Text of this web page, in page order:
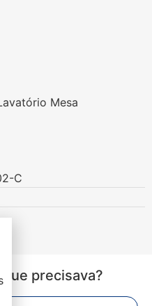
Mesa
C
precisava?